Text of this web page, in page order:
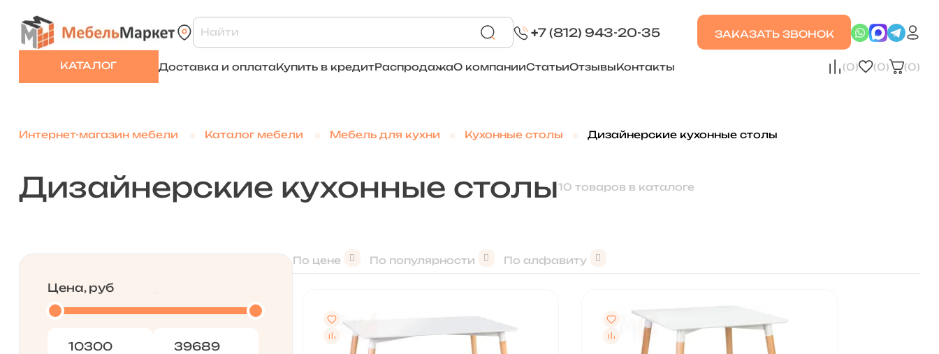
+7 (812) 943-20-35 ЗАКАЗАТЬ ЗВОНОК
КАТАЛОГ Доставка и оплатаКупить в кредитРаспродажаО компанииСтатьиОтзывыКонтакты (0) (0) (0)
Интернет-магазин мебели Каталог мебели Мебель для кухни Кухонные столы Дизайнерские кухонные столы
Дизайнерские кухонные столы10 товаров в каталоге
Цена, руб
По цене По популярности По алфавиту